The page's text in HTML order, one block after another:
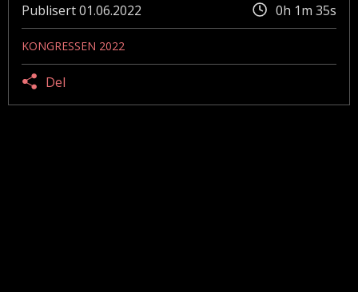
Publisert01.06.2022 0h 1m 35s
KONGRESSEN 2022
Del